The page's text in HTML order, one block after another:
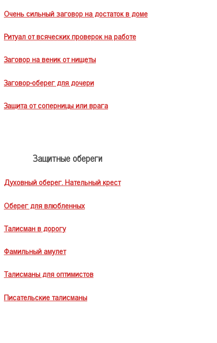
Очень сильный заговор на достаток в доме
Ритуал от всяческих проверок на работе
Заговор на веник от нищеты
Заговор-оберег для дочери
Защита от соперницы или врага
Защитные обереги
Духовный оберег. Нательный крест
Оберег для влюбленных
Талисман в дорогу
Фамильный амулет
Талисманы для оптимистов
Писательские талисманы